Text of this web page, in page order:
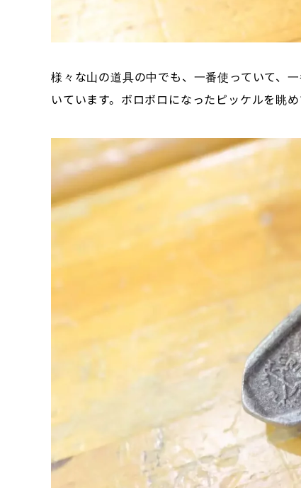
様々な山の道具の中でも、一番使っていて、
いています。ボロボロになったピッケルを眺